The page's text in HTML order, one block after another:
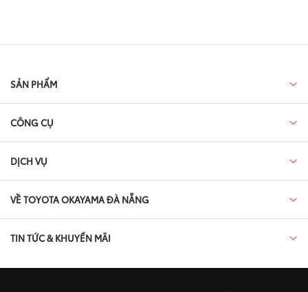
SẢN PHẨM
CÔNG CỤ
DỊCH VỤ
VỀ TOYOTA OKAYAMA ĐÀ NẴNG
TIN TỨC & KHUYẾN MÃI